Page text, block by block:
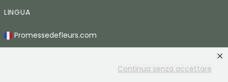
Continua senza accettare
LINGUA
Promessedefleurs.com